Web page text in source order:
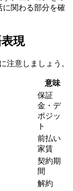
に関わる部分を確
現
注意しましょう。
意味
保証
金・デ
ポジッ
ト
前払い
家賃
契約期
間
解約